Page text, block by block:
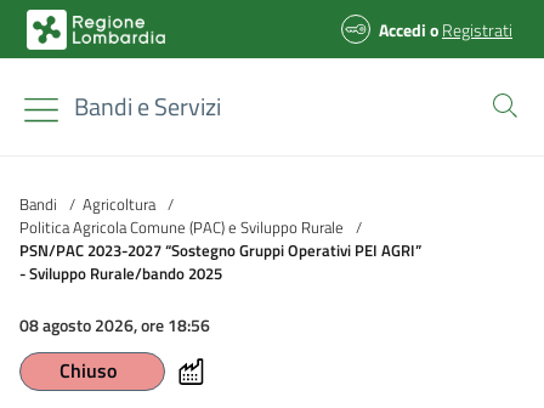
AccedioRegistrati
Bandi e Servizi
Bandi / Agricoltura /
Politica Agricola Comune (PAC) e Sviluppo Rurale /
PSN/PAC 2023-2027 “Sostegno Gruppi Operativi PEI AGRI”
- Sviluppo Rurale/bando 2025
08 agosto 2026, ore 18:56
Chiuso